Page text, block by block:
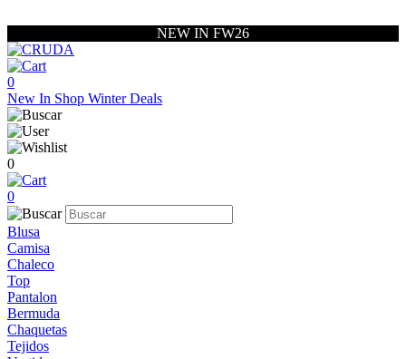
NEW IN FW26
0
New In Shop Winter Deals
0
0
Blusa
Camisa
Chaleco
Top
Pantalon
Bermuda
Chaquetas
Tejidos